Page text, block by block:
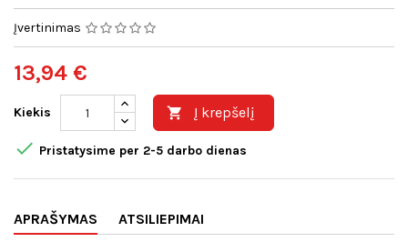
Įvertinimas
13,94 €
Kiekis  Į krepšelį
 Pristatysime per 2-5 darbo dienas
APRAŠYMAS ATSILIEPIMAI